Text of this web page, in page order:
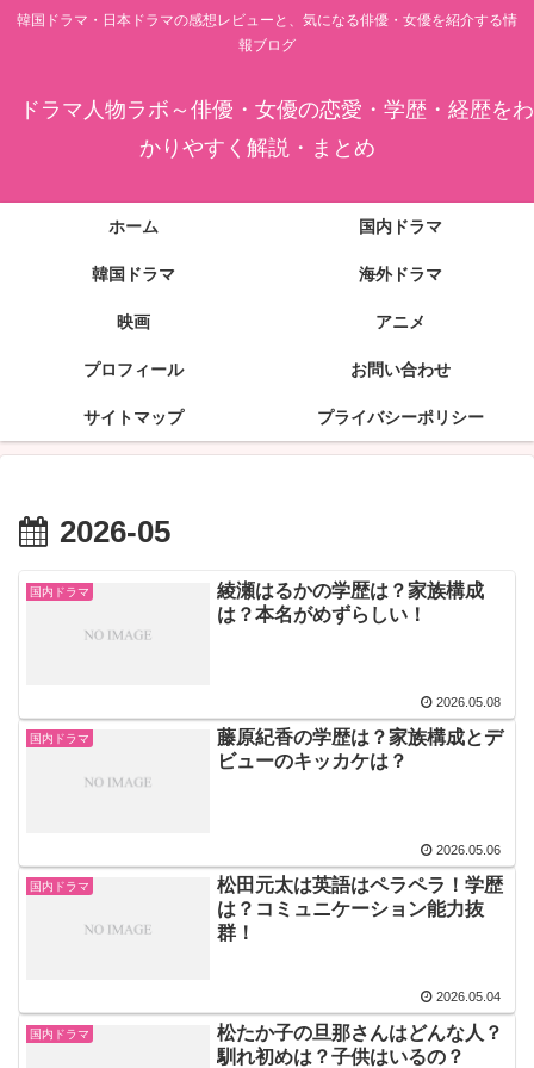
韓国ドラマ・日本ドラマの感想レビューと、気になる俳優・女優を紹介する情
報ブログ
ドラマ人物ラボ～俳優・女優の恋愛・学歴・経歴をわ
かりやすく解説・まとめ
ホーム 国内ドラマ
韓国ドラマ 海外ドラマ
映画 アニメ
プロフィール お問い合わせ
サイトマップ プライバシーポリシー
2026-05
国内ドラマ
綾瀬はるかの学歴は？家族構成
は？本名がめずらしい！
2026.05.08
国内ドラマ
藤原紀香の学歴は？家族構成とデ
ビューのキッカケは？
2026.05.06
国内ドラマ
松田元太は英語はペラペラ！学歴
は？コミュニケーション能力抜
群！
2026.05.04
国内ドラマ
松たか子の旦那さんはどんな人？
馴れ初めは？子供はいるの？